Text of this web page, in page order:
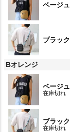
ベージュ
ブラック
Bオレンジ
ベージュ
在庫切れ
ブラック
在庫切れ